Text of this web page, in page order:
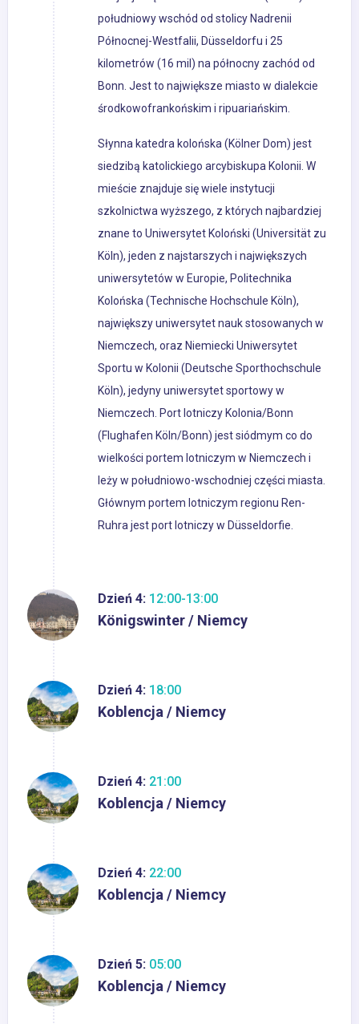
południowy wschód od stolicy Nadrenii
Północnej-Westfalii, Düsseldorfu i 25
kilometrów (16 mil) na północny zachód od
Bonn. Jest to największe miasto w dialekcie
środkowofrankońskim i ripuariańskim.
Słynna katedra kolońska (Kölner Dom) jest
siedzibą katolickiego arcybiskupa Kolonii. W
mieście znajduje się wiele instytucji
szkolnictwa wyższego, z których najbardziej
znane to Uniwersytet Koloński (Universität zu
Köln), jeden z najstarszych i największych
uniwersytetów w Europie, Politechnika
Kolońska (Technische Hochschule Köln),
największy uniwersytet nauk stosowanych w
Niemczech, oraz Niemiecki Uniwersytet
Sportu w Kolonii (Deutsche Sporthochschule
Köln), jedyny uniwersytet sportowy w
Niemczech. Port lotniczy Kolonia/Bonn
(Flughafen Köln/Bonn) jest siódmym co do
wielkości portem lotniczym w Niemczech i
leży w południowo-wschodniej części miasta.
Głównym portem lotniczym regionu Ren-
Ruhra jest port lotniczy w Düsseldorfie.
Dzień 4: 12:00-13:00
Königswinter / Niemcy
Dzień 4: 18:00
Koblencja / Niemcy
Dzień 4: 21:00
Koblencja / Niemcy
Dzień 4: 22:00
Koblencja / Niemcy
Dzień 5: 05:00
Koblencja / Niemcy